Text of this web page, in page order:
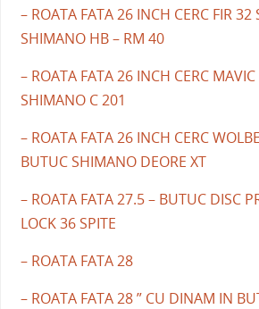
– ROATA FATA 26 INCH CERC FIR 32
SHIMANO HB – RM 40
– ROATA FATA 26 INCH CERC
SHIMANO C 201
– ROATA FATA 26 INCH CERC
BUTUC SHIMANO DEORE XT
– ROATA FATA 27.5 – BUTUC DISC
LOCK 36 SPITE
– ROATA FATA 28
– ROATA FATA 28 ” CU DINAM IN